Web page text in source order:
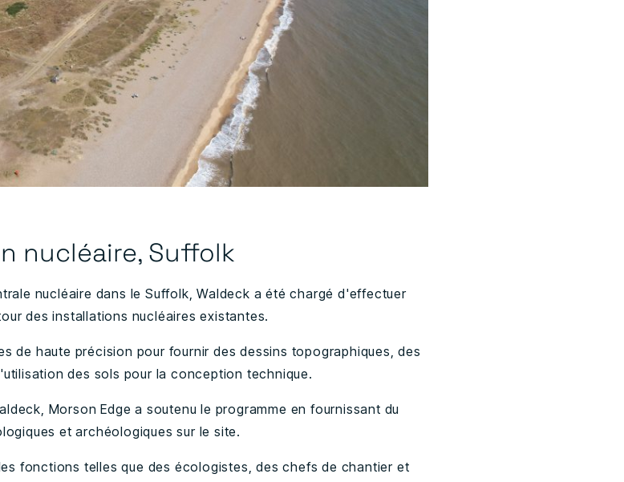
nucléaire, Suffolk
nucléaire dans le Suffolk, Waldeck a été chargé d'effectuer
des installations nucléaires existantes.
de haute précision pour fournir des dessins topographiques, des
des sols pour la conception technique.
Morson Edge a soutenu le programme en fournissant du
et archéologiques sur le site.
fonctions telles que des écologistes, des chefs de chantier et